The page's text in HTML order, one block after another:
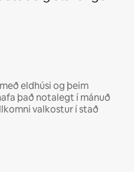
eldhúsi og þeim
það notalegt í mánuð
valkostur í stað